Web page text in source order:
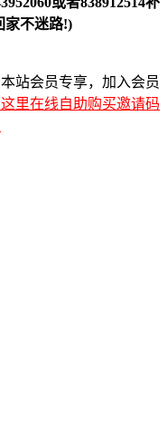
家不迷路!)
站会员专享，加入会员
里在线自助购买邀请码